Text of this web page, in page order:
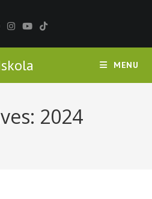
MENU
2024